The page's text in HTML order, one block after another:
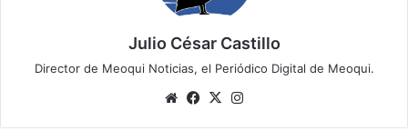
Julio César Castillo
Director de Meoqui Noticias, el Periódico Digital de Meoqui.
We Fa
X